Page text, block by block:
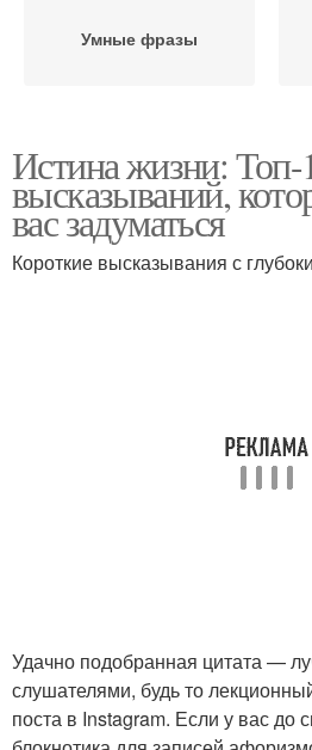
Умные фразы
Мудрые цитаты
Истина жизни:
высказываний,
вас задуматься
Короткие высказывания с
Удачно подобранная цитата —
слушателями, будь то
поста в Instagram. Если у вас до